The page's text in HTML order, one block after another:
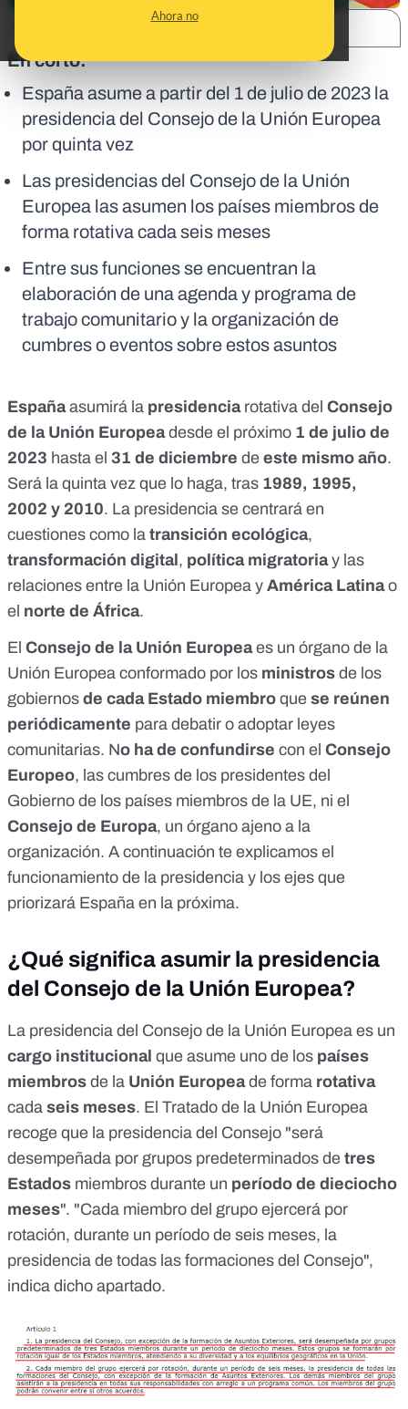
Ahora no
En corto:
España asume a partir del 1 de julio de 2023 la
presidencia del Consejo de la Unión Europea
por quinta vez
Las presidencias del Consejo de la Unión
Europea las asumen los países miembros de
forma rotativa cada seis meses
Entre sus funciones se encuentran la
elaboración de una agenda y programa de
trabajo comunitario y la organización de
cumbres o eventos sobre estos asuntos
Españaasumirá la presidencia rotativa del Consejo
de la Unión Europeadesde el próximo 1 de julio de
2023 hasta el 31 de diciembre de este mismo año.
Será la quinta vez que lo haga, tras 1989, 1995,
2002 y 2010. La presidencia se centrará en
cuestiones como la transición ecológica,
transformación digital , política migratoriay las
relaciones entre la Unión Europea y América Latinao
el norte de África.
El Consejo de la Unión Europeaes un órgano de la
Unión Europea conformado por los ministros de los
gobiernos de cada Estado miembro que se reúnen
periódicamente para debatir o adoptar leyes
comunitarias. No ha de confundirse con el Consejo
Europeo, las cumbres de los presidentes del
Gobierno de los países miembros de la UE, ni el
Consejo de Europa, un órgano ajeno a la
organización. A continuación te explicamos el
funcionamiento de la presidencia y los ejes que
priorizará España en la próxima.
¿Qué significa asumir la presidencia
del Consejo de la Unión Europea?
La presidencia del Consejo de la Unión Europea es un
cargo institucional que asume uno de los países
miembros de la Unión Europeade forma rotativa
cada seis meses. El Tratado de la Unión Europea
recoge que la presidencia del Consejo "será
desempeñada por grupos predeterminados de tres
Estados miembros durante un período de dieciocho
meses". "Cada miembro del grupo ejercerá por
rotación, durante un período de seis meses, la
presidencia de todas las formaciones del Consejo",
indica dicho apartado.